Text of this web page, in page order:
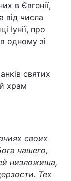
в Євгенії,
від числа
Іунії, про
одному зі
святих
храм
своих
нашего,
низложиша,
Тех